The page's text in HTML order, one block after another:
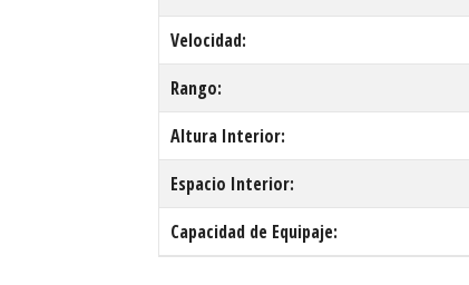
Velocidad:
Rango:
Altura Interior:
Espacio Interior:
Capacidad de Equipaje: